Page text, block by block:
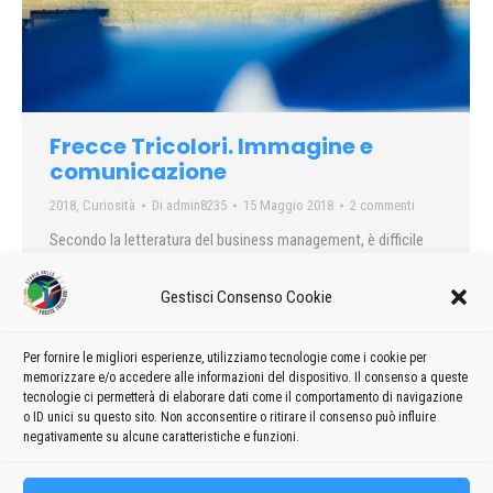
Gestisci Consenso Cookie
Per fornire le migliori esperienze, utilizziamo tecnologie come i cookie per
memorizzare e/o accedere alle informazioni del dispositivo. Il consenso a queste
tecnologie ci permetterà di elaborare dati come il comportamento di navigazione
o ID unici su questo sito. Non acconsentire o ritirare il consenso può influire
negativamente su alcune caratteristiche e funzioni.
Frecce Tricolori. Immagine e
comunicazione
2018 Curiosità Di admin8235 15 Maggio 2018 2 commenti
Secondo la letteratura del business management, è difficile
strategie di comunicazione che utilizzano. Inoltre, al giorno
d’oggi, è generalmente accettato che i vantaggi competitivi di
delle relazioni con gli stakeholders nonché da un corretto
utilizzo della propria identità e dei propri valori aziendali…